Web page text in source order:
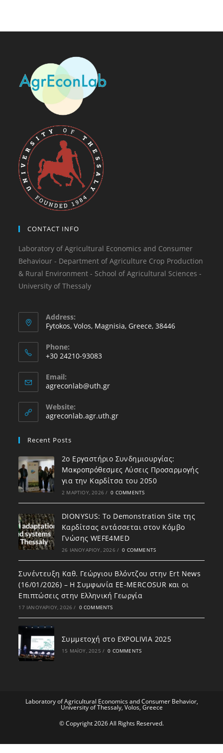
CONTACT INFO
Laboratory of Agricultural Economics and Consumer
Behaviour - Department of Agriculture Crop Production
& Rural Environment - School of Agricultural Sciences -
University of Thessaly
Address:
Fytokos, Volos, Magnisia, Greece, 38446
Phone:
+30 24210-93083
Email:
agreconlab@uth.gr
Website:
agreconlab.agr.uth.gr
Recent Posts
2ο Εργαστήριο Συνδημιουργίας:
Μακροπρόθεσμες Λύσεις Προσαρμογής
για την Καρδίτσα του 2050
2 ΜΑΡΤΊΟΥ, 2026 / 0 COMMENTS
DIONYSUS: To Demonstration Site της
Καρδίτσας εντάσσεται στον Κόμβο
Γνώσης WEFE4MED
26 ΙΑΝΟΥΑΡΊΟΥ, 2026 / 0 COMMENTS
Συνέντευξη Καθ. Γεώργιου Βλόντζου στην Ert News
(16/01/2026) – Η Συμφωνία ΕΕ-MERCOSUR και οι
Επιπτώσεις στην Ελληνική Γεωργία
17 ΙΑΝΟΥΑΡΊΟΥ, 2026 / 0 COMMENTS
Συμμετοχή στο EXPOLIVIA 2025
15 ΜΑΪ́ΟΥ, 2025 / 0 COMMENTS
Laboratory of Agricultural Economics and Consumer Behavior,
University of Thessaly, Volos, Greece
© Copyright 2026 All Rights Reserved.